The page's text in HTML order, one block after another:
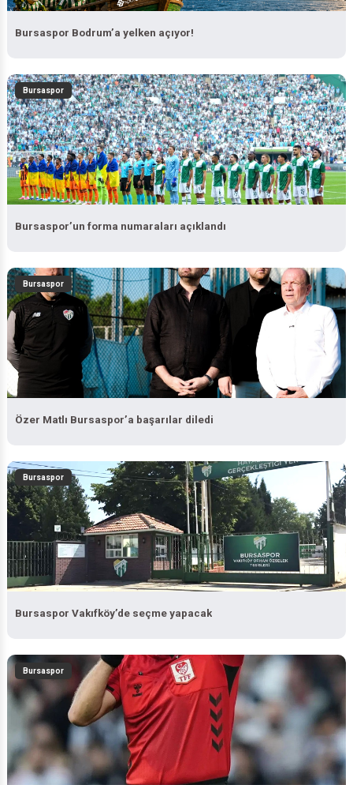
Bursaspor Bodrum’a yelken açıyor!
Bursaspor
Bursaspor’un forma numaraları açıklandı
Bursaspor
Özer Matlı Bursaspor’a başarılar diledi
Bursaspor
Bursaspor Vakıfköy’de seçme yapacak
Bursaspor